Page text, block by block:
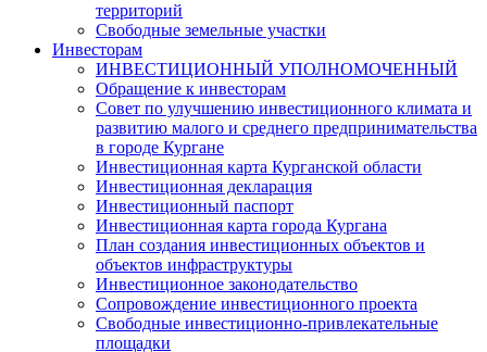
территорий
Свободные земельные участки
Инвесторам
ИНВЕСТИЦИОННЫЙ УПОЛНОМОЧЕННЫЙ
Обращение к инвесторам
Совет по улучшению инвестиционного климата и
развитию малого и среднего предпринимательства
в городе Кургане
Инвестиционная карта Курганской области
Инвестиционная декларация
Инвестиционный паспорт
Инвестиционная карта города Кургана
План создания инвестиционных объектов и
объектов инфраструктуры
Инвестиционное законодательство
Сопровождение инвестиционного проекта
Свободные инвестиционно-привлекательные
площадки